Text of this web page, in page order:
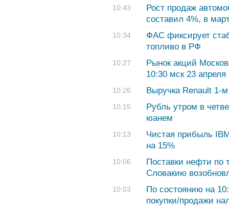
10:43
Рост продаж
составил 4%, в
10:34
ФАС фиксирует
топливо в РФ
10:27
Рынок акций
10:30 мск 23 апреля
10:26 Выручка Renault 1-
10:15
Рубль утром в
юанем
10:13
Чистая прибыль
на 15%
10:06
Поставки нефти по
Словакию
10:03
По состоянию на
покупки/продажи